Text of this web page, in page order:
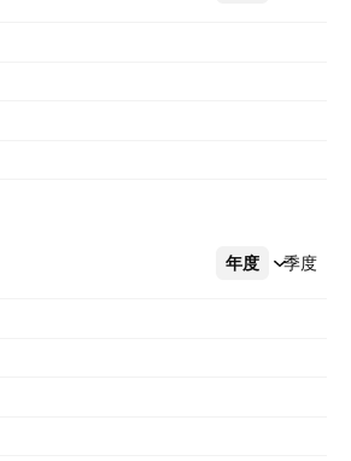
年度 季度
更多